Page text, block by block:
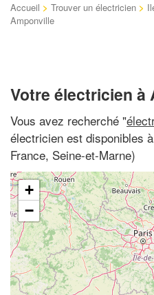
Accueil > Trouver un électricien >
Amponville
Votre électricien à
Vous avez recherché "
électricien est disponibles
France, Seine-et-Marne)
+
−